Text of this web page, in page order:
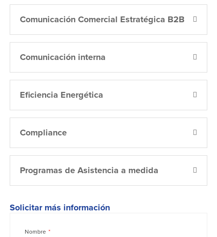
Comunicación Comercial Estratégica B2B
Comunicación interna
Eficiencia Energética
Compliance
Programas de Asistencia a medida
Solicitar más información
Nombre